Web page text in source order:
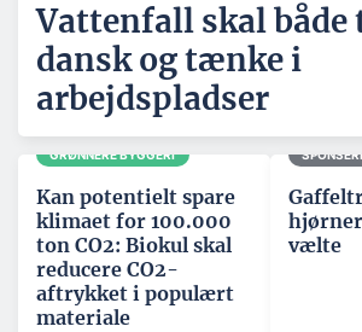
Vattenfall skal
dansk og tænke i
arbejdspladser
GRØNNERE BYGGERI
Kan potentielt spare
klimaet for 100.000
ton CO2: Biokul skal
reducere CO2-
aftrykket i populært
materiale
vælte